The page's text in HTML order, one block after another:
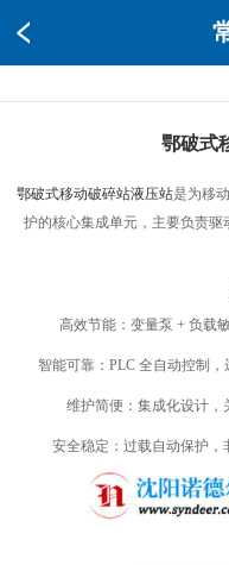
鄂破式
鄂破式移动破碎站液压站是为移
护的核心集成单元，主要负责
高效节能：变量泵 + 负载
智能可靠：PLC 全自动控制，
维护简便：集成化设计，
安全稳定：过载自动保护，